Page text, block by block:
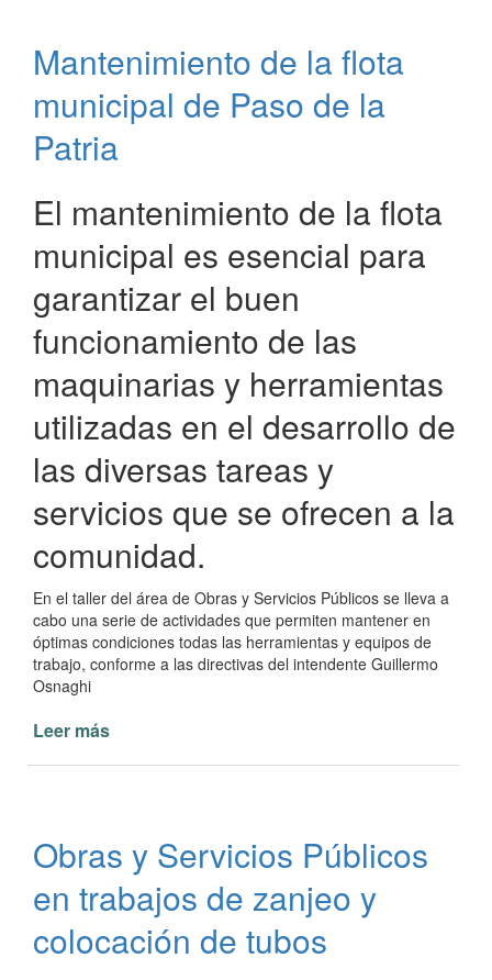
de
los
espacios
públicos
de
de
la
Patria
Mantenimiento de la flota
municipal de Paso de la
Patria
El mantenimiento de la flota
municipal es esencial para
garantizar el buen
funcionamiento de las
maquinarias y herramientas
utilizadas en el desarrollo de
las diversas tareas y
servicios que se ofrecen a la
comunidad.
En el taller del área de Obras y Servicios Públicos se lleva a
cabo una serie de actividades que permiten mantener en
óptimas condiciones todas las herramientas y equipos de
trabajo, conforme a las directivas del intendente Guillermo
Osnaghi
Leer más
municipal
de
Paso
la
Obras y Servicios Públicos
en trabajos de zanjeo y
colocación de tubos